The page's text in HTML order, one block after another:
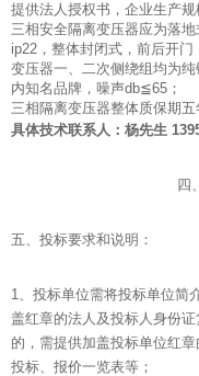
提供法人授权书，企业生产规
三相安全隔离变压器应为落
ip22，整体封闭式，前后开门
变压器一、二次侧绕组均为
内知名品牌，噪声db≦65；
三相隔离变压器整体质保期五
具体技术联系人：杨先生
四
五、投标要求和说明：
1、投标单位需将投标单位简
盖红章的法人及投标人身份
的，需提供加盖投标单位红
投标、报价一览表等；